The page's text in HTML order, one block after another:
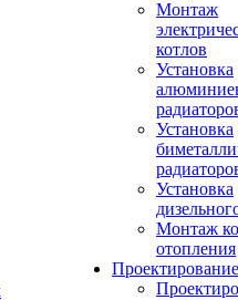
Монтаж
котлов
Установка
Установка
Установка
Монтаж
отопления
Проектирование